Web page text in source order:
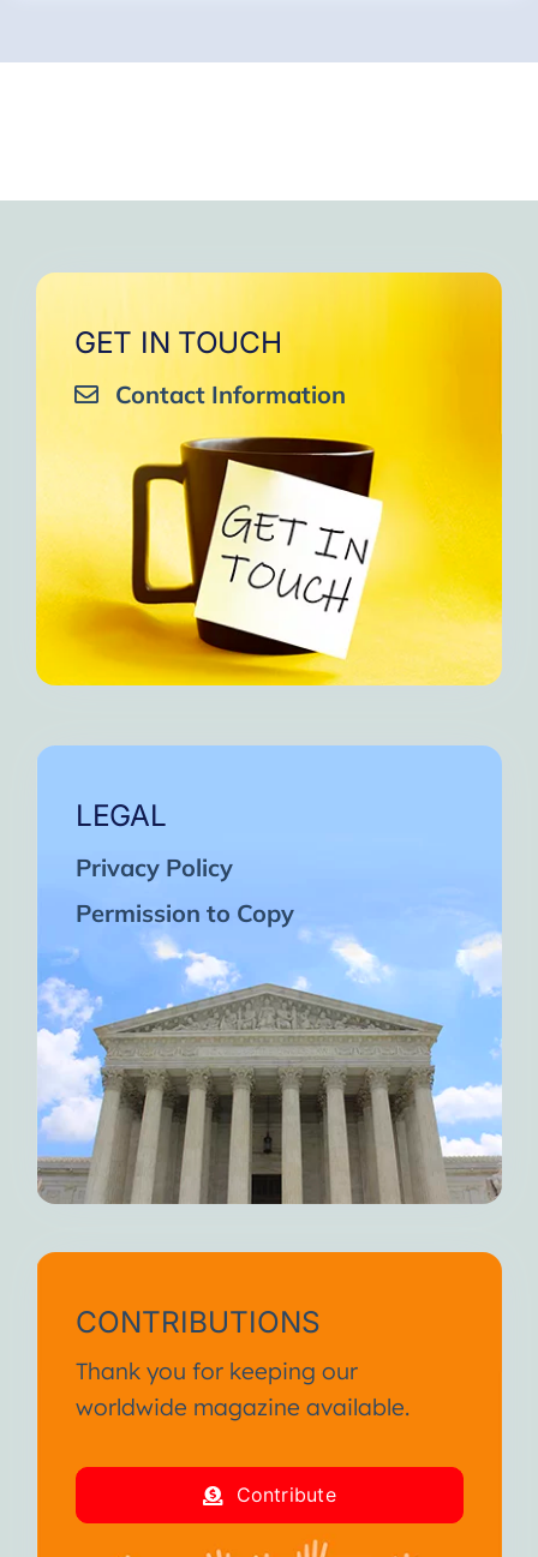
GET IN TOUCH
Contact Information
LEGAL
Privacy Policy
Permission to Copy
CONTRIBUTIONS
Thank you for keeping our
worldwide magazine available.
Contribute